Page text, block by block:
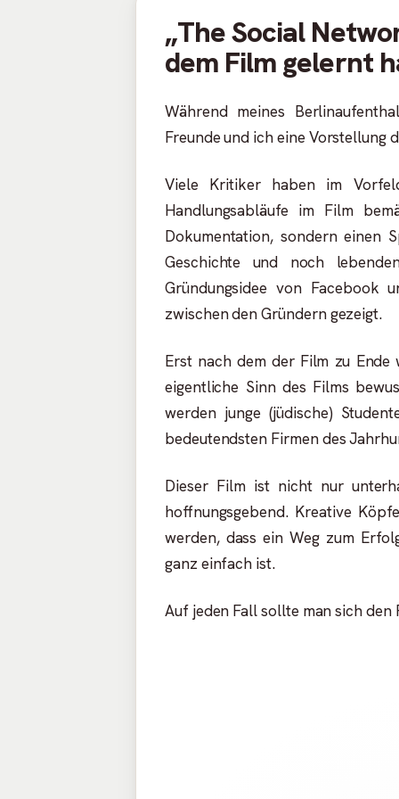
„The Social
dem Film gelernt
Während meines
Freunde und ich eine Vorstellung
Viele Kritiker haben im
Handlungsabläufe im Film
Dokumentation, sondern einen
Geschichte und noch
Gründungsidee von Facebook
zwischen den Gründern gezeigt.
Erst nach dem der Film zu
eigentliche Sinn des Films
werden junge (jüdische)
bedeutendsten Firmen des
Dieser Film ist nicht nur
hoffnungsgebend. Kreative
werden, dass ein Weg zum
ganz einfach ist.
Auf jeden Fall sollte man sich